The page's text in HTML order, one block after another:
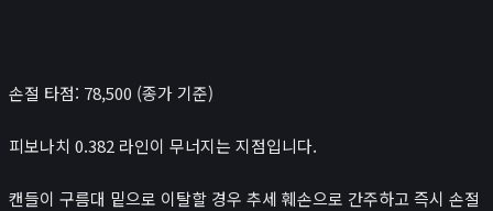
손절 타점: 78,500 (종가 기준)
피보나치 0.382 라인이 무너지는 지점입니다.
캔들이 구름대 밑으로 이탈할 경우 추세 훼손으로 간주하고 즉시 손절